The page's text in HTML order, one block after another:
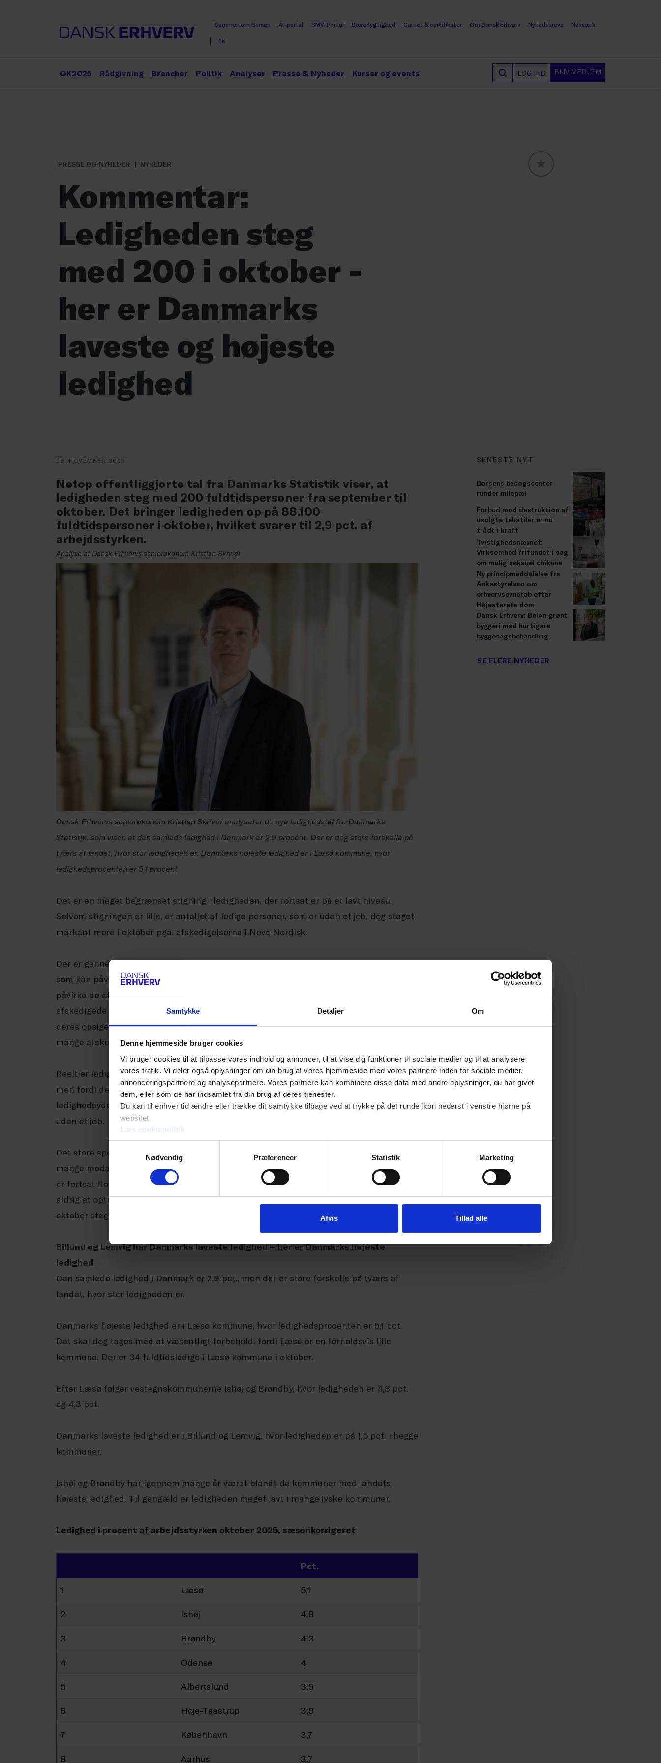
Samtykke Detaljer Om
Denne hjemmeside bruger cookies
Vi bruger cookies til at tilpasse vores indhold og annoncer, til at vise dig funktioner til sociale medier og til at analysere
vores trafik. Vi deler også oplysninger om din brug af vores hjemmeside med vores partnere inden for sociale medier,
annonceringspartnere og analysepartnere. Vores partnere kan kombinere disse data med andre oplysninger, du har givet
dem, eller som de har indsamlet fra din brug af deres tjenester.
Du kan til enhver tid ændre eller trække dit samtykke tilbage ved at trykke på det runde ikon nederst i venstre hjørne på
websitet.
Læs cookiepolitik
Nødvendig
Præferencer Statistik Marketing
Afvis Tillad alle
Sammen om Børsen AI-portal SMV-Portal Bæredygtighed Carnet & certifikater Om Dansk Erhverv Nyhedsbreve Netværk
EN
OK2025 Rådgivning Brancher Politik Analyser Presse & Nyheder Kurser og events LOG IND BLIV MEDLEM
PRESSE OG NYHEDER
NYHEDER
Kommentar:
Ledigheden steg
med 200 i oktober -
her er Danmarks
laveste og højeste
ledighed
28. NOVEMBER 2025
Netop offentliggjorte tal fra Danmarks Statistik viser, at
ledigheden steg med 200 fuldtidspersoner fra september til
oktober. Det bringer ledigheden op på 88.100
fuldtidspersoner i oktober, hvilket svarer til 2,9 pct. af
arbejdsstyrken.
Analyse af Dansk Erhvervs seniorøkonom Kristian Skriver
Dansk Erhvervs seniorøkonom Kristian Skriver analyserer de nye ledighedstal fra Danmarks
Statistik, som viser, at den samlede ledighed i Danmark er 2,9 procent. Der er dog store forskelle på
tværs af landet, hvor stor ledigheden er. Danmarks højeste ledighed er i Læsø kommune, hvor
ledighedsprocenten er 5,1 procent
Det er en meget begrænset stigning i ledigheden, der fortsat er på et lavt niveau.
Selvom stigningen er lille, er antallet af ledige personer, som er uden et job, dog steget
markant mere i oktober pga. afskedigelserne i Novo Nordisk.
Der er gennemført i underkanten af 5.000 afskedigelser i Novo Nordisk i Danmark,
som kan påvirke ledigheden den kommende tid. Afskedigelserne i Novo Nordisk vil
påvirke de officielle ledighedstal med en vis forsinkelse. Rent teknisk vil de
afskedigede medarbejdere formentlig først optræde i de officielle statistikker, når
deres opsigelsesperioder udløber, og der kan gå flere måneder. Det er på trods af, at
mange afskedigede medarbejdere reelt er ledige og klar til nye udfordringer.
Reelt er ledigheden steget mærkbart i oktober pga. afskedigelserne i Novo Nordisk,
men fordi de officielle ledighedstal kun inkluderer personer, der modtager en
ledighedsydelse, så undervurderer statistikken hvor mange personer, som aktuelt står
uden et job.
Det store spørgsmål er, hvorvidt ledigheden overhovedet kommer til at stige, fordi
mange medarbejdere kan nå at få et job, inden de ender i den officielle ledighed. Der
er fortsat flot jobvækst, så mange af de afskedigede medarbejdere når formentlig
aldrig at optræde i de officielle ledighedstal, fordi de inden kommer i et nyt job. Alene i
oktober steg lønmodtagerbeskæftigelsen med 5.100 personer.
Billund og Lemvig har Danmarks laveste ledighed – her er Danmarks højeste
ledighed
Den samlede ledighed i Danmark er 2,9 pct., men der er store forskelle på tværs af
landet, hvor stor ledigheden er.
Danmarks højeste ledighed er i Læsø kommune, hvor ledighedsprocenten er 5,1 pct.
Det skal dog tages med et væsentligt forbehold, fordi Læsø er en forholdsvis lille
kommune. Der er 34 fuldtidsledige i Læsø kommune i oktober.
Efter Læsø følger vestegnskommunerne Ishøj og Brøndby, hvor ledigheden er 4,8 pct.
og 4,3 pct.
Danmarks laveste ledighed er i Billund og Lemvig, hvor ledigheden er på 1,5 pct. i begge
kommuner.
Ishøj og Brøndby har igennem mange år været blandt de kommuner med landets
højeste ledighed. Til gengæld er ledigheden meget lavt i mange jyske kommuner.
Ledighed i procent af arbejdsstyrken oktober 2025, sæsonkorrigeret
Pct.
1 Læsø 5,1
2 Ishøj 4,8
3 Brøndby 4,3
4 Odense 4
5 Albertslund 3,9
6 Høje-Taastrup 3,9
7 København 3,7
8 Aarhus 3,7
SENESTE NYT
Børsens besøgscenter
runder milepæl
Forbud mod destruktion af
usolgte tekstiler er nu
trådt i kraft
Tvistighedsnævnet:
Virksomhed frifundet i sag
om mulig seksuel chikane
Ny principmeddelelse fra
Ankestyrelsen om
erhvervsevnetab efter
Højesterets dom
Dansk Erhverv: Beløn grønt
byggeri med hurtigere
byggesagsbehandling
SE FLERE NYHEDER